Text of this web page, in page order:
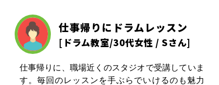
仕事帰りにドラムレッスン
[ ドラム教室/30代女性 / Sさん]
仕事帰りに、職場近くのスタジオで受講していま
す。毎回のレッスンを手ぶらでいけるのも魅力